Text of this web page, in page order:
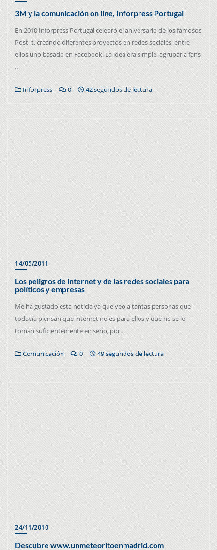
3M y la comunicación on line, Inforpress Portugal
En 2010 Inforpress Portugal celebró el aniversario de los famosos
Post-it, creando diferentes proyectos en redes sociales, entre
ellos uno basado en Facebook. La idea era simple, agrupar a fans,
…
Inforpress 0 42 segundos de lectura
14/05/2011
Los peligros de internet y de las redes sociales para
políticos y empresas
Me ha gustado esta noticia ya que veo a tantas personas que
todavía piensan que internet no es para ellos y que no se lo
toman suficientemente en serio, por…
Comunicación 0 49 segundos de lectura
24/11/2010
Descubre www.unmeteoritoenmadrid.com